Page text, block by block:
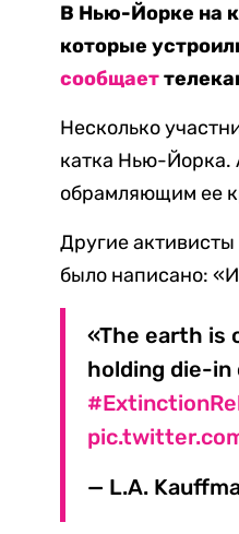
В Нью-Йорке на
которые
сообщает
Несколько
катка Нью-Йорка.
обрамляющим ее
Другие
было написано:
«The earth is
holding die-
— L.A.